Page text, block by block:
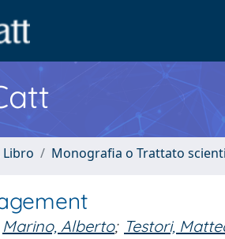
Libro Monografia o Trattato
Marino, Alberto; Testori,